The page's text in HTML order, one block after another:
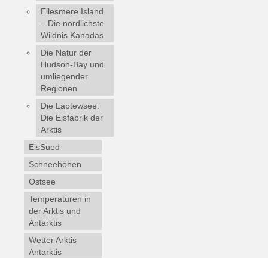
Ellesmere Island
– Die nördlichste
Wildnis Kanadas
Die Natur der
Hudson-Bay und
umliegender
Regionen
Die Laptewsee:
Die Eisfabrik der
Arktis
EisSued
Schneehöhen
Ostsee
Temperaturen in
der Arktis und
Antarktis
Wetter Arktis
Antarktis